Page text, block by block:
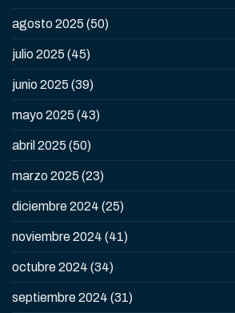
agosto 2025 (50)
julio 2025 (45)
junio 2025 (39)
mayo 2025 (43)
abril 2025 (50)
marzo 2025 (23)
diciembre 2024 (25)
noviembre 2024 (41)
octubre 2024 (34)
septiembre 2024 (31)